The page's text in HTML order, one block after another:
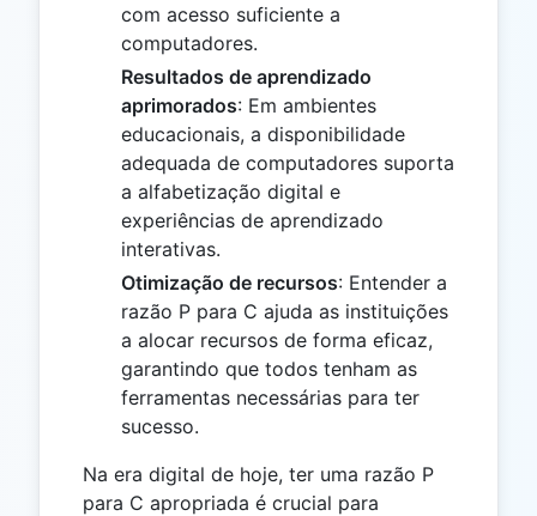
com acesso suficiente a
computadores.
Resultados de aprendizado
aprimorados: Em ambientes
educacionais, a disponibilidade
adequada de computadores suporta
a alfabetização digital e
experiências de aprendizado
interativas.
Otimização de recursos: Entender a
razão P para C ajuda as instituições
a alocar recursos de forma eficaz,
garantindo que todos tenham as
ferramentas necessárias para ter
sucesso.
Na era digital de hoje, ter uma razão P
para C apropriada é crucial para